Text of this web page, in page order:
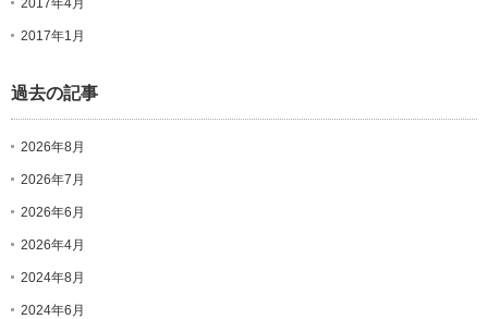
2017年1月
過去の記事
2026年8月
2026年7月
2026年6月
2026年4月
2024年8月
2024年6月